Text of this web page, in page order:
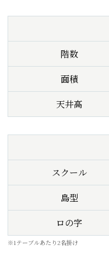
階数
面積
天井高
スクール
島型
ロの字
※1テーブルあたり2名掛け